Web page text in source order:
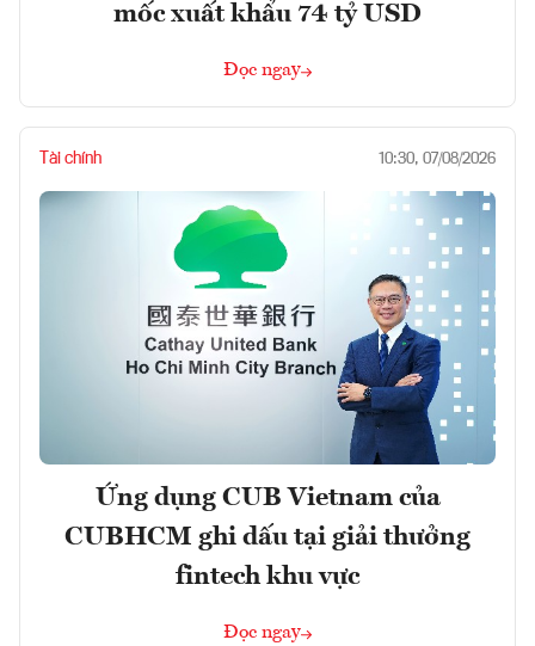
mốc xuất khẩu 74 tỷ USD
Đọc ngay
Tài chính 10:30, 07/08/2026
Ứng dụng CUB Vietnam của
CUBHCM ghi dấu tại giải thưởng
fintech khu vực
Đọc ngay